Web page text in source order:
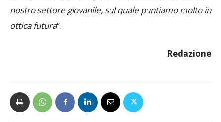
di tanti nuovi talenti. I giovani crescono e con loro il
nostro settore giovanile, sul quale puntiamo molto in